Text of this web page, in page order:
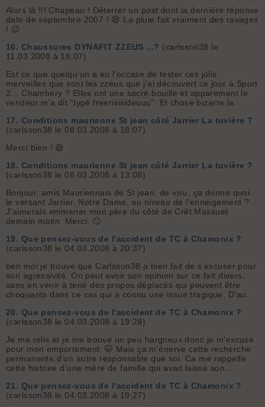
Alors là !!! Chapeau ! Déterrer un post dont la dernière réponse
date de septembre 2007 ! 😄 La pluie fait vraiment des ravages
! 😉
16. Chaussures DYNAFIT ZZEUS ...? (carlsson38 le
11.03.2008 à 18:07)
Est ce que quelqu'un a eu l'occase de tester ces jolis
merveilles que sont les zzeus que j'ai découvert ce jour à Sport
2... Chambéry ? Elles ont une sacré bouille et apparement le
vendeur m'a dit "typé freeriiiiiiideuuu". Et chose bizarre la...
17. Conditions maurienne St jean côté Jarrier La tuvière ?
(carlsson38 le 08.03.2008 à 18:07)
Merci bien ! 😄
18. Conditions maurienne St jean côté Jarrier La tuvière ?
(carlsson38 le 08.03.2008 à 13:08)
Bonjour, amis Mauriennais de St jean, de visu, ça donne quoi
le versant Jarrier, Notre Dame, au niveau de l'enneigement ?
J'aimerais emmener mon père du côté de Crêt Massuet
demain matin. Merci. 🙂
19. Que pensez-vous de l'accident de TC à Chamonix ?
(carlsson38 le 04.03.2008 à 20:37)
ben moi je trouve que Carlsson38 a bien fait de s'excuser pour
son agressivité. On peut avoir son opinion sur ce fait divers,
sans en venir à tenir des propos déplacés qui peuvent être
choquants dans ce cas qui a connu une issue tragique. D'au...
20. Que pensez-vous de l'accident de TC à Chamonix ?
(carlsson38 le 04.03.2008 à 19:28)
Je me relis et je me trouve un peu hargneux donc je m'excuse
pour mon emportement. 🤭 Mais ça m'énerve cette recherche
permanente d'un autre responsable que soi. Ca me rappelle
cette histoire d'une mère de famille qui avait laissé son...
21. Que pensez-vous de l'accident de TC à Chamonix ?
(carlsson38 le 04.03.2008 à 19:27)